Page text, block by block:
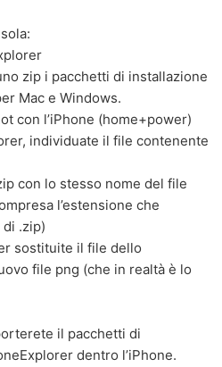
zip i pacchetti di installazione
Mac e Windows.
con l’iPhone (home+power)
individuate il file contenente
con lo stesso nome del file
l’estensione che
.zip)
sostituite il file dello
file png (che in realtà è lo
il pacchetti di
dentro l’iPhone.